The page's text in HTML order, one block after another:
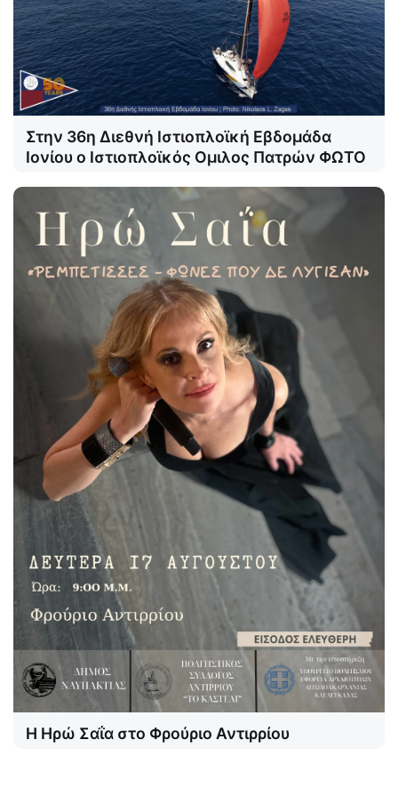
Στην 36η Διεθνή Ιστιοπλοϊκή Εβδομάδα
Ιονίου ο Ιστιοπλοϊκός Ομιλος Πατρών ΦΩΤΟ
Η Ηρώ Σαΐα στο Φρούριο Αντιρρίου